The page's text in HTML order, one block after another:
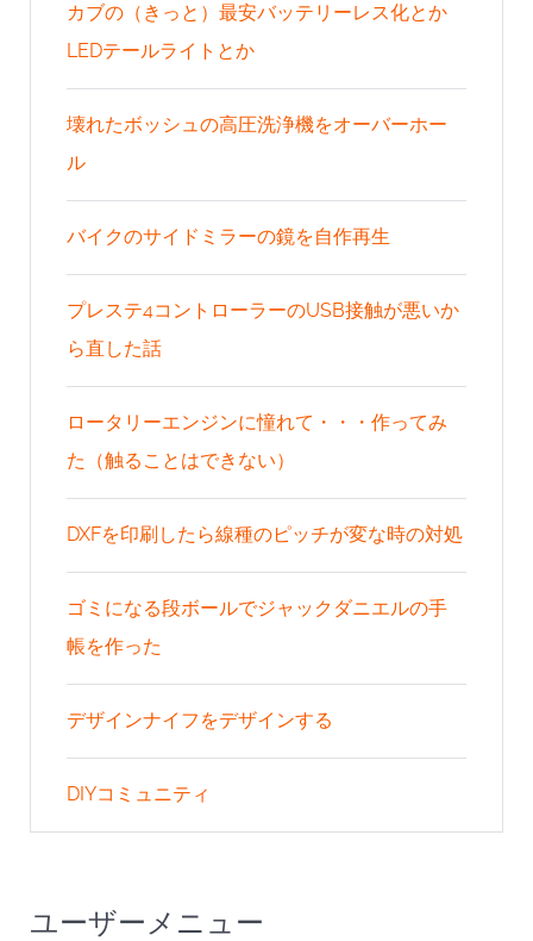
カブの（きっと）最安バッテリーレス化とか
LEDテールライトとか
壊れたボッシュの高圧洗浄機をオーバーホー
ル
バイクのサイドミラーの鏡を自作再生
プレステ4コントローラーのUSB接触が悪いか
ら直した話
ロータリーエンジンに憧れて・・・作ってみ
た（触ることはできない）
DXFを印刷したら線種のピッチが変な時の対処
ゴミになる段ボールでジャックダニエルの手
帳を作った
デザインナイフをデザインする
DIYコミュニティ
ユーザーメニュー